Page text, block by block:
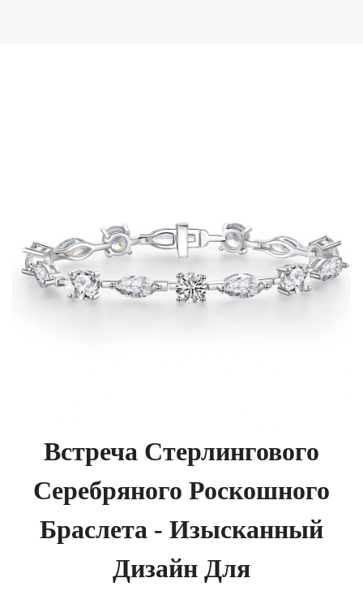
Встреча Стерлингового
Серебряного Роскошного
Браслета - Изысканный
Дизайн Для